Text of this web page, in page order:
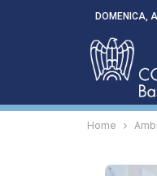
DOMENICA,
Home